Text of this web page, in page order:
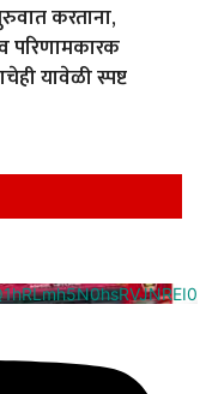
करताना,
व परिणामकारक
यावेळी स्पष्ट